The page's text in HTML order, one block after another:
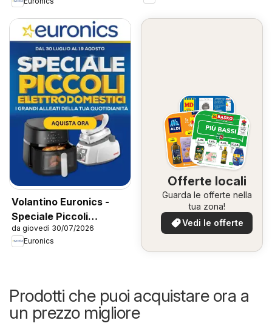
Volantino Euronics -
Speciale Piccoli
Elettrodomestici
da giovedì 30/07/2026
Euronics
Offerte locali
Guarda le offerte nella
tua zona!
Vedi le offerte
Prodotti che puoi acquistare ora a
un prezzo migliore